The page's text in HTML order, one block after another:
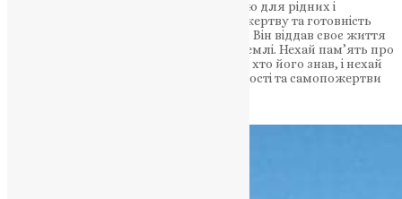
Така втрата є надзвичайною та болісною для рідних і
близьких Василя Рошка. Його самопожертву та готовність
захищати свою країну варто шанувати. Він віддав своє життя
на захист України, своєї сім’ї та рідної землі. Нехай пам’ять про
Василя Рошка буде жити в серцях тих, хто його знав, і нехай
його вчинки стануть прикладом мужності та самопожертви